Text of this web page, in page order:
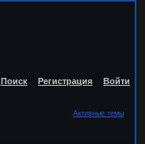
Поиск Регистрация Войти
Активные темы